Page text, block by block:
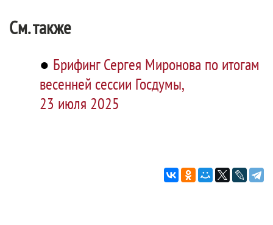
См. также
● Брифинг Сергея Миронова по итогам
весенней сессии Госдумы,
23 июля 2025